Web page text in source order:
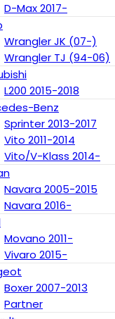
D-Max 2017-
Wrangler JK (07-)
Wrangler TJ (94-06)
L200 2015-2018
Benz
Sprinter 2013-2017
Vito 2011-2014
Vito/V-Klass 2014-
Navara 2005-2015
Navara 2016-
Movano 2011-
Vivaro 2015-
Boxer 2007-2013
Partner